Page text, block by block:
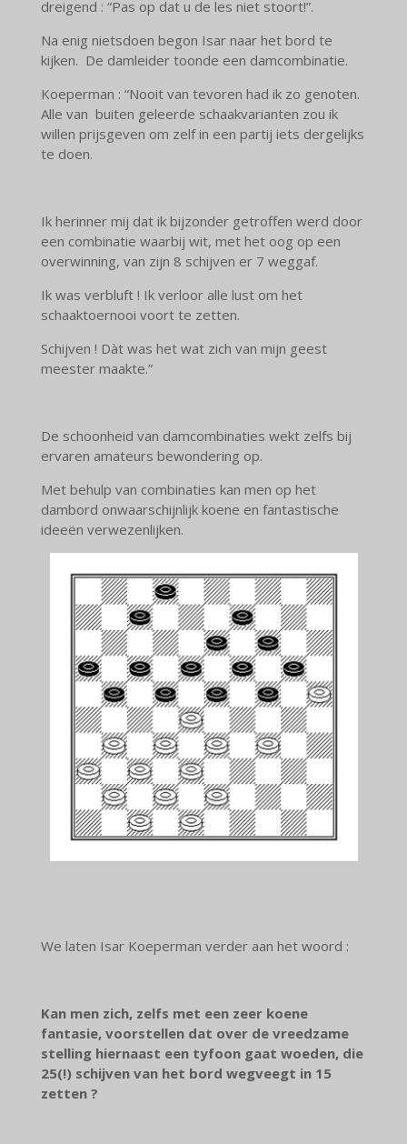
dreigend : “Pas op dat u de les niet stoort!”.
Na enig nietsdoen begon Isar naar het bord te
kijken. De damleider toonde een damcombinatie.
Koeperman : “Nooit van tevoren had ik zo genoten.
Alle van buiten geleerde schaakvarianten zou ik
willen prijsgeven om zelf in een partij iets dergelijks
te doen.
Ik herinner mij dat ik bijzonder getroffen werd door
een combinatie waarbij wit, met het oog op een
overwinning, van zijn 8 schijven er 7 weggaf.
Ik was verbluft ! Ik verloor alle lust om het
schaaktoernooi voort te zetten.
Schijven ! Dàt was het wat zich van mijn geest
meester maakte.”
De schoonheid van damcombinaties wekt zelfs bij
ervaren amateurs bewondering op.
Met behulp van combinaties kan men op het
dambord onwaarschijnlijk koene en fantastische
ideeën verwezenlijken.
We laten Isar Koeperman verder aan het woord :
Kan men zich, zelfs met een zeer koene
fantasie, voorstellen dat over de vreedzame
stelling hiernaast een tyfoon gaat woeden, die
25(!) schijven van het bord wegveegt in 15
zetten ?